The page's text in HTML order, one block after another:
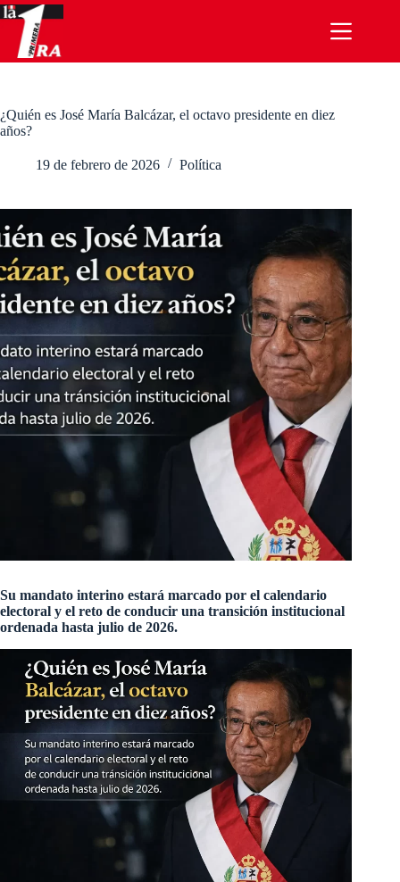
Saltar
al
contenido
¿Quién es José María Balcázar, el octavo presidente en diez
años?
19 de febrero de 2026 Política
Su mandato interino estará marcado por el calendario
electoral y el reto de conducir una transición institucional
ordenada hasta julio de 2026.